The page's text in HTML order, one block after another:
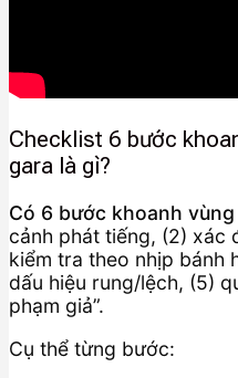
Checklist 6 bước
gara là gì?
Có 6 bước khoanh vùng
cảnh phát tiếng, (2) xác
kiểm tra theo nhịp bánh
dấu hiệu rung/lệch, (5)
phạm giả”.
Cụ thể từng bước: